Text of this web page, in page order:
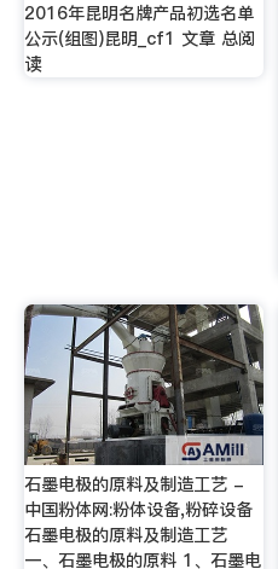
2016年昆明名牌产品初选名单
公示(组图)昆明_cf1 文章 总阅
读
石墨电极的原料及制造工艺 -
中国粉体网:粉体设备,粉碎设备
石墨电极的原料及制造工艺
一、石墨电极的原料 1、石墨电